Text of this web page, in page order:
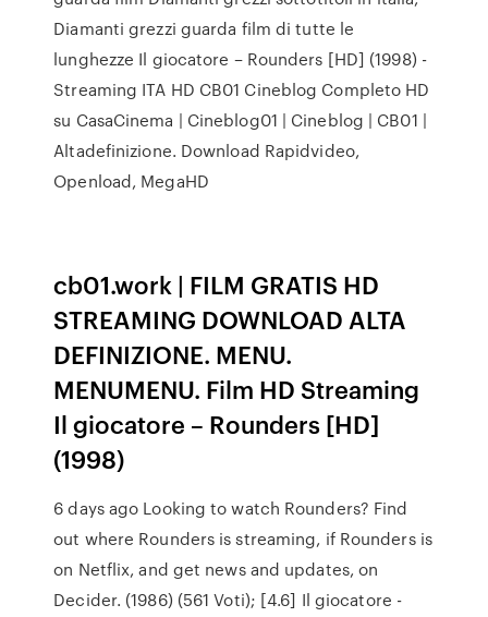
Diamanti grezzi guarda film di tutte le
lunghezze Il giocatore – Rounders [HD] (1998) -
Streaming ITA HD CB01 Cineblog Completo HD
su CasaCinema | Cineblog01 | Cineblog | CB01 |
Altadefinizione. Download Rapidvideo,
Openload, MegaHD
cb01.work | FILM GRATIS HD
STREAMING DOWNLOAD ALTA
DEFINIZIONE. MENU.
MENUMENU. Film HD Streaming
Il giocatore – Rounders [HD]
(1998)
6 days ago Looking to watch Rounders? Find
out where Rounders is streaming, if Rounders is
on Netflix, and get news and updates, on
Decider. (1986) (561 Voti); [4.6] Il giocatore -